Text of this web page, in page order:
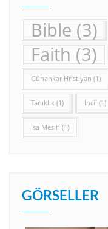
Bible (3)
Faith (3)
Günahkar Hristiyan (1)
Tanıklık (1) İncil (1)
İsa Mesih (1)
GÖRSELLER